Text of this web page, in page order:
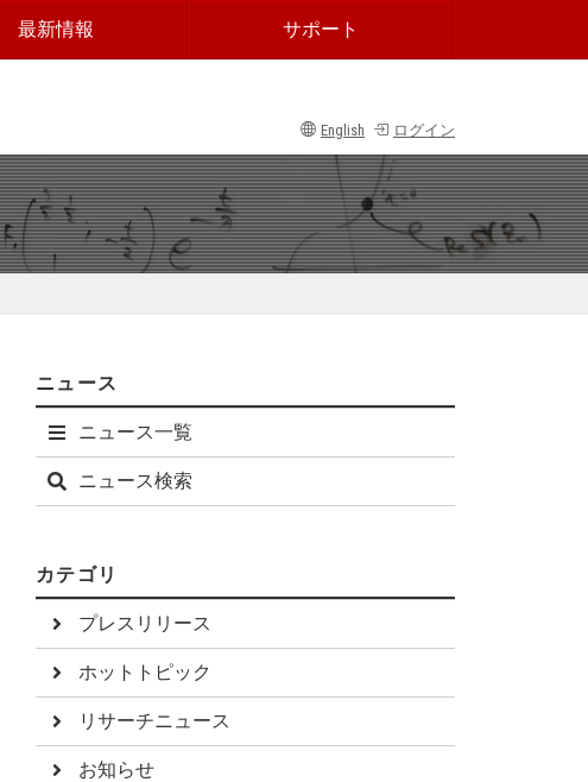
最新情報 サポート
English ログイン
ニュース
ニュース一覧
ニュース検索
カテゴリ
プレスリリース
ホットトピック
リサーチニュース
お知らせ